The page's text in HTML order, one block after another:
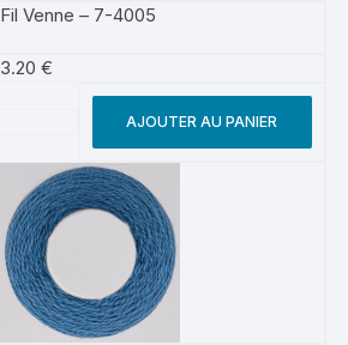
Fil Venne – 7-4005
3.20€
AJOUTER AU PANIER